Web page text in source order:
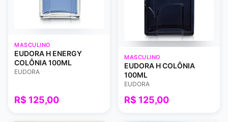
MASCULINO
EUDORA H ENERGY
COLÔNIA 100ML
EUDORA
R$ 125,00
MASCULINO
EUDORA H COLÔNIA
100ML
EUDORA
R$ 125,00